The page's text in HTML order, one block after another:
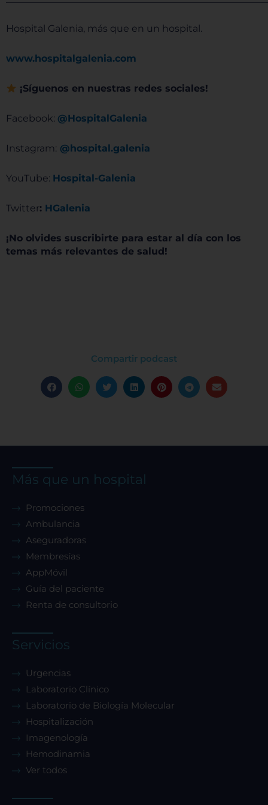
Hospital Galenia, más que en un hospital.
www.hospitalgalenia.com
¡Síguenos en nuestras redes sociales!
Facebook: @HospitalGalenia
Instagram: @hospital.galenia
YouTube: Hospital-Galenia
Twitter: HGalenia
¡No olvides suscribirte para estar al día con los
temas más relevantes de salud!
Compartir podcast
Más que un hospital
Promociones
Ambulancia
Aseguradoras
Membresías
AppMóvil
Guía del paciente
Renta de consultorio
Servicios
Urgencias
Laboratorio Clínico
Laboratorio de Biología Molecular
Hospitalización
Imagenología
Hemodinamia
Ver todos